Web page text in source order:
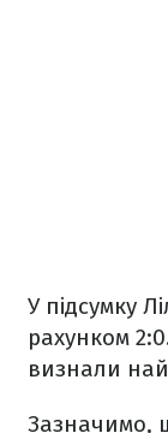
У підсумку
рахунком
визнали
Зазначимо,